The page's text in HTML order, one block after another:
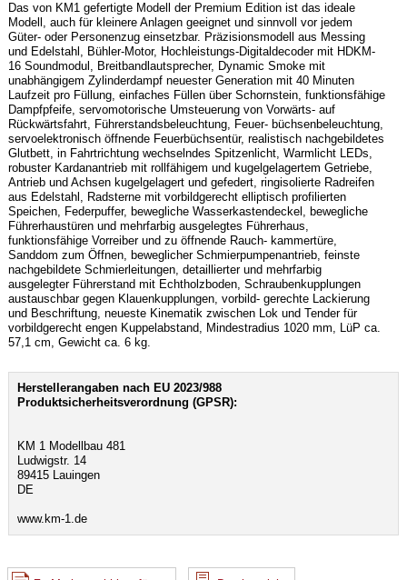
Das von KM1 gefertigte Modell der Premium Edition ist das ideale
Modell, auch für kleinere Anlagen geeignet und sinnvoll vor jedem
Güter- oder Personenzug einsetzbar. Präzisionsmodell aus Messing
und Edelstahl, Bühler-Motor, Hochleistungs-Digitaldecoder mit HDKM-
16 Soundmodul, Breitbandlautsprecher, Dynamic Smoke mit
unabhängigem Zylinderdampf neuester Generation mit 40 Minuten
Laufzeit pro Füllung, einfaches Füllen über Schornstein, funktionsfähige
Dampfpfeife, servomotorische Umsteuerung von Vorwärts- auf
Rückwärtsfahrt, Führerstandsbeleuchtung, Feuer- büchsenbeleuchtung,
servoelektronisch öffnende Feuerbüchsentür, realistisch nachgebildetes
Glutbett, in Fahrtrichtung wechselndes Spitzenlicht, Warmlicht LEDs,
robuster Kardanantrieb mit rollfähigem und kugelgelagertem Getriebe,
Antrieb und Achsen kugelgelagert und gefedert, ringisolierte Radreifen
aus Edelstahl, Radsterne mit vorbildgerecht elliptisch profilierten
Speichen, Federpuffer, bewegliche Wasserkastendeckel, bewegliche
Führerhaustüren und mehrfarbig ausgelegtes Führerhaus,
funktionsfähige Vorreiber und zu öffnende Rauch- kammertüre,
Sanddom zum Öffnen, beweglicher Schmierpumpenantrieb, feinste
nachgebildete Schmierleitungen, detaillierter und mehrfarbig
ausgelegter Führerstand mit Echtholzboden, Schraubenkupplungen
austauschbar gegen Klauenkupplungen, vorbild- gerechte Lackierung
und Beschriftung, neueste Kinematik zwischen Lok und Tender für
vorbildgerecht engen Kuppelabstand, Mindestradius 1020 mm, LüP ca.
57,1 cm, Gewicht ca. 6 kg.
Herstellerangaben nach EU 2023/988
Produktsicherheitsverordnung (GPSR):
KM 1 Modellbau 481
Ludwigstr. 14
89415 Lauingen
DE
www.km-1.de